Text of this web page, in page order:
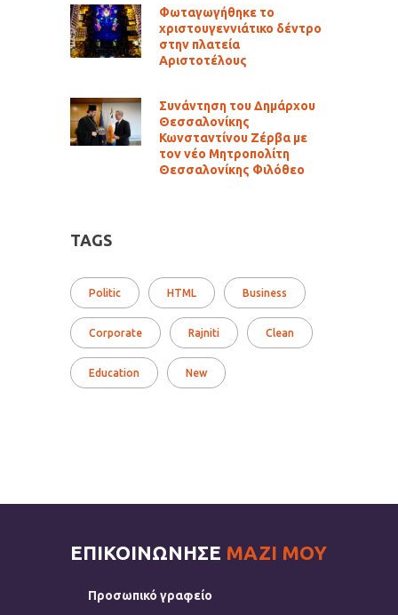
Φωταγωγήθηκε το
χριστουγεννιάτικο δέντρο
στην πλατεία
Αριστοτέλους
Συνάντηση του Δημάρχου
Θεσσαλονίκης
Κωνσταντίνου Ζέρβα με
τον νέο Μητροπολίτη
Θεσσαλονίκης Φιλόθεο
TAGS
Politic HTML Business
Corporate Rajniti Clean
Education New
ΕΠΙΚΟΙΝΩΝΗΣΕ ΜΑΖΙ ΜΟΥ
Προσωπικό γραφείο